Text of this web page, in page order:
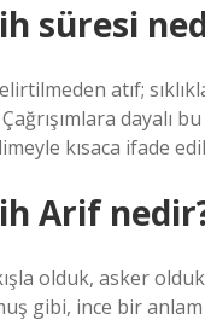
süresi
atıf;
Çağrışımlara dayalı
kısaca ifade
Arif
olduk, asker
gibi, ince bir